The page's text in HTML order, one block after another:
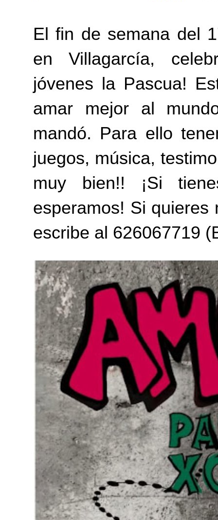
El fin de semana del
en Villagarcía,
jóvenes la Pascua!
amar mejor al
mandó. Para ello
juegos, música,
muy bien!! ¡Si
esperamos! Si quieres
escribe al 626067719